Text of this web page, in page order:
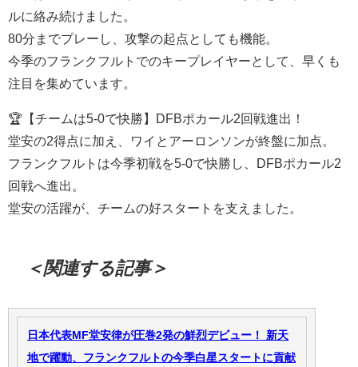
ルに絡み続けました。
80分までプレーし、攻撃の起点としても機能。
今季のフランクフルトでのキープレイヤーとして、早くも
注目を集めています。
🏆【チームは5-0で快勝】DFBポカール2回戦進出！
堂安の2得点に加え、ワイとアーロンソンが終盤に加点。
フランクフルトは今季初戦を5-0で快勝し、DFBポカール2
回戦へ進出。
堂安の活躍が、チームの好スタートを支えました。
＜関連する記事＞
日本代表MF堂安律が圧巻2発の鮮烈デビュー！ 新天
地で躍動、フランクフルトの今季白星スタートに貢献